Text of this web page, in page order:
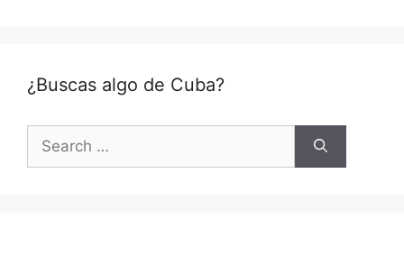
¿Buscas algo de Cuba?
Search
for: